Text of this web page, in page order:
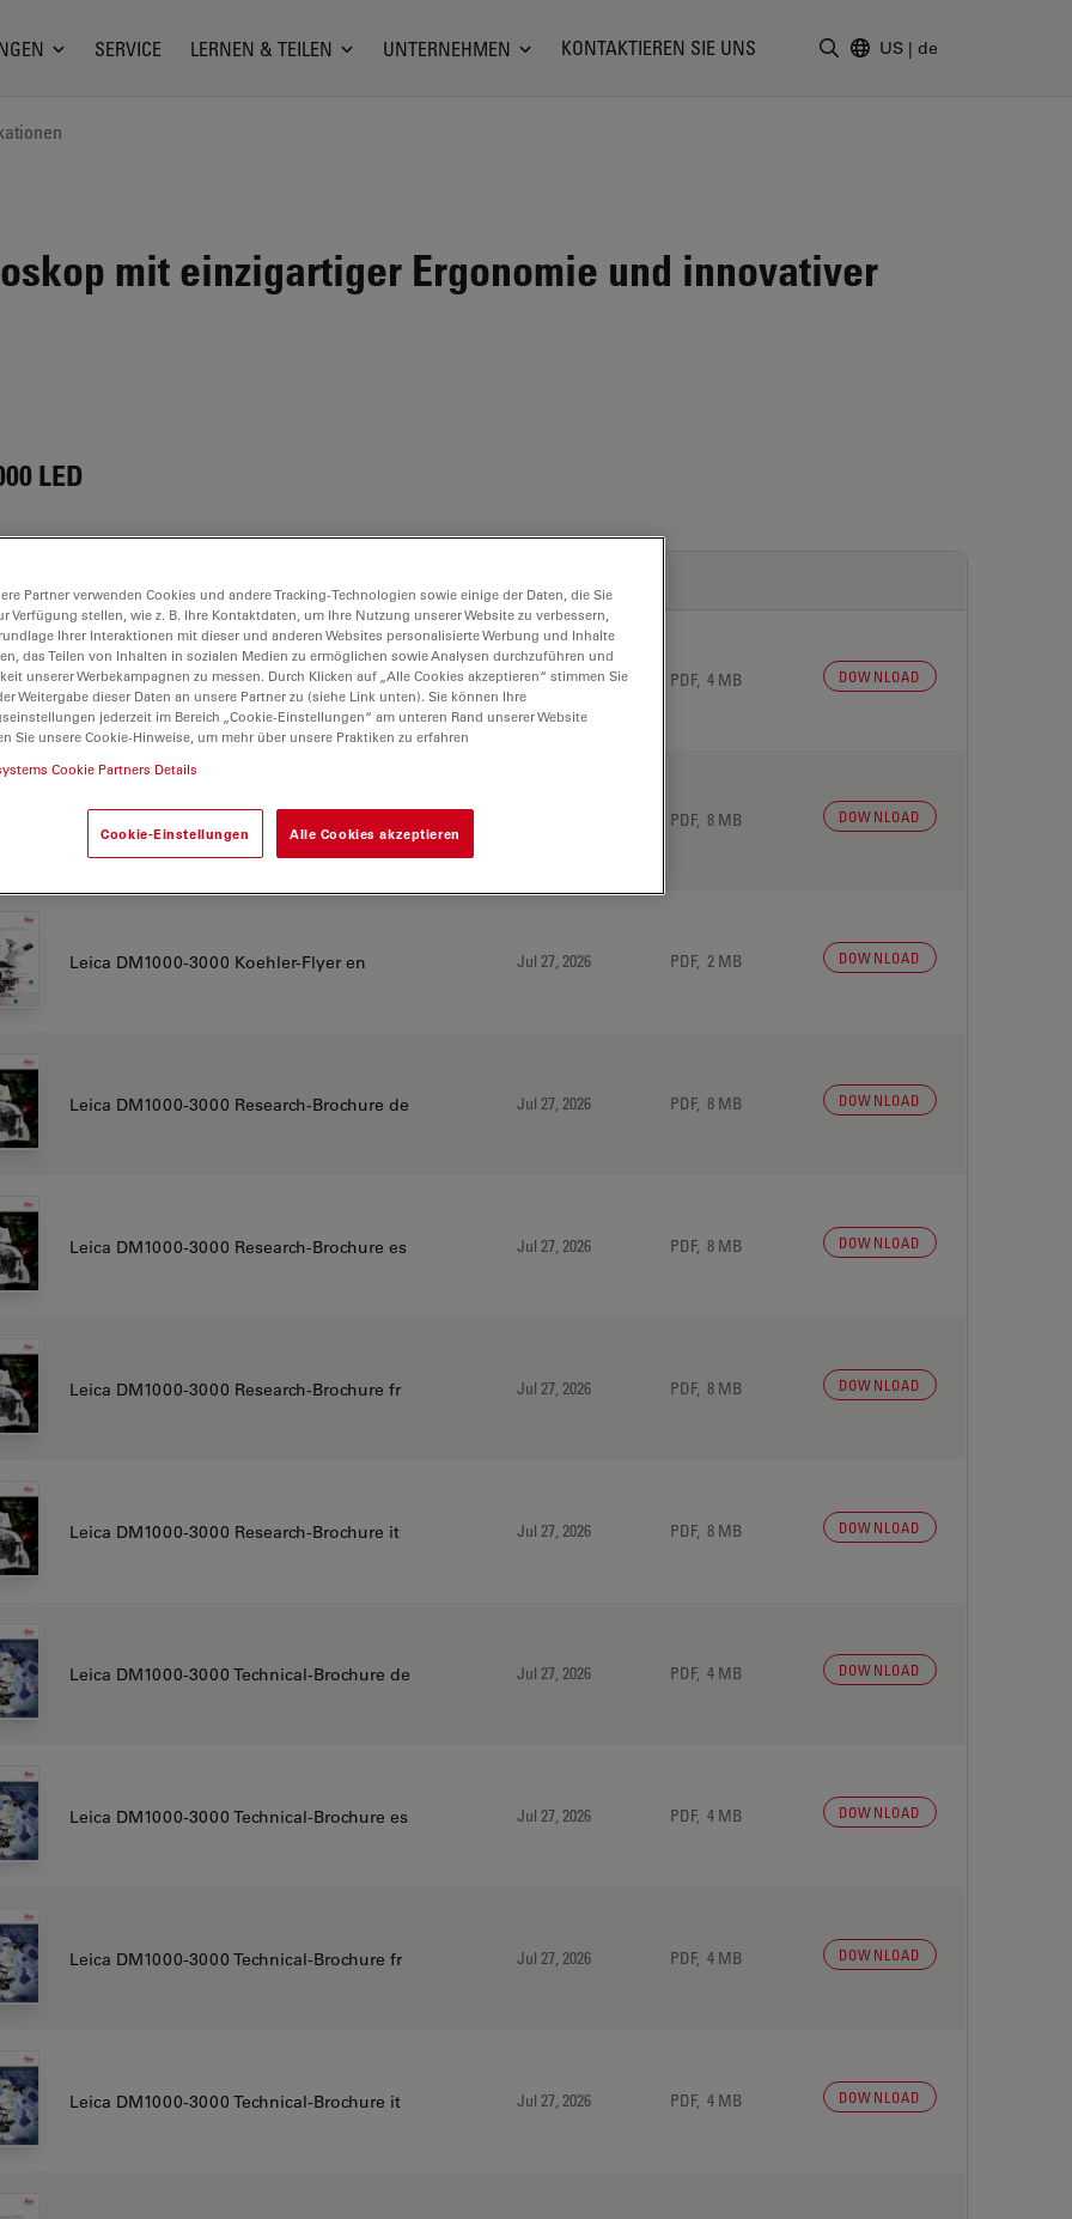
SERVICE LERNEN & TEILEN UNTERNEHMEN KONTAKTIEREN SIE UNS US | de
mit einzigartiger Ergonomie und innovativer
LED
01 Leica DM1000-DM3000 LED Brochure Technical
EN
Jul 27, 2026 PDF, 4 MB DOWNLOAD
03 Leica DM1000-DM3000 LED Brochure Research
PDF, 8 MB DOWNLOAD
Leica DM1000-3000 Koehler-Flyer en Jul 27, 2026 PDF, 2 MB DOWNLOAD
Leica DM1000-3000 Research-Brochure de Jul 27, 2026 PDF, 8 MB DOWNLOAD
Leica DM1000-3000 Research-Brochure es Jul 27, 2026 PDF, 8 MB DOWNLOAD
Leica DM1000-3000 Research-Brochure fr Jul 27, 2026 PDF, 8 MB DOWNLOAD
Leica DM1000-3000 Research-Brochure it Jul 27, 2026 PDF, 8 MB DOWNLOAD
Leica DM1000-3000 Technical-Brochure de Jul 27, 2026 PDF, 4 MB DOWNLOAD
Leica DM1000-3000 Technical-Brochure es Jul 27, 2026 PDF, 4 MB DOWNLOAD
Leica DM1000-3000 Technical-Brochure fr Jul 27, 2026 PDF, 4 MB DOWNLOAD
Leica DM1000-3000 Technical-Brochure it Jul 27, 2026 PDF, 4 MB DOWNLOAD
Partner verwenden Cookies und andere Tracking-Technologien sowie einige der Daten, die Sie
Verfügung stellen, wie z. B. Ihre Kontaktdaten, um Ihre Nutzung unserer Website zu verbessern,
Ihrer Interaktionen mit dieser und anderen Websites personalisierte Werbung und Inhalte
das Teilen von Inhalten in sozialen Medien zu ermöglichen sowie Analysen durchzuführen und
unserer Werbekampagnen zu messen. Durch Klicken auf „Alle Cookies akzeptieren“ stimmen Sie
Weitergabe dieser Daten an unsere Partner zu (siehe Link unten). Sie können Ihre
jederzeit im Bereich „Cookie-Einstellungen“ am unteren Rand unserer Website
Sie unsere Cookie-Hinweise, um mehr über unsere Praktiken zu erfahren
Cookie Partners Details
Cookie-Einstellungen Alle Cookies akzeptieren